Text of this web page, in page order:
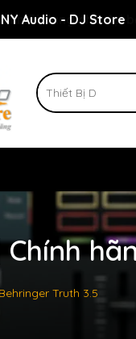
Audio - DJ Store
mãi đang chờ đợi
Behringer Truth 3.5